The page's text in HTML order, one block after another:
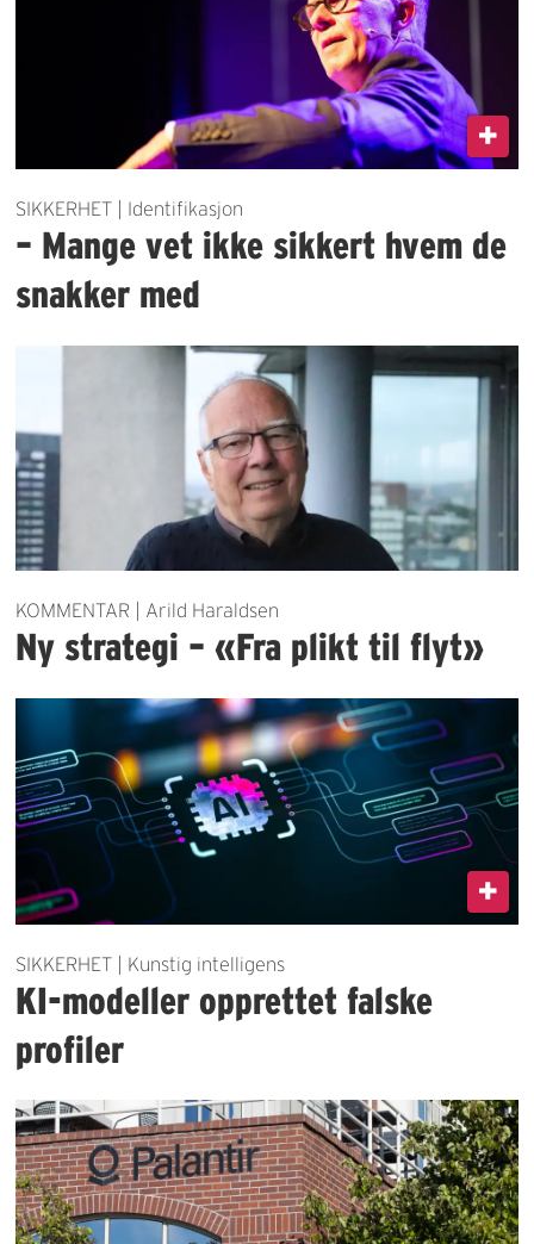
SIKKERHET | Identifikasjon
– Mange vet ikke sikkert hvem de
snakker med
KOMMENTAR | Arild Haraldsen
Ny strategi – «Fra plikt til flyt»
SIKKERHET | Kunstig intelligens
KI-modeller opprettet falske
profiler